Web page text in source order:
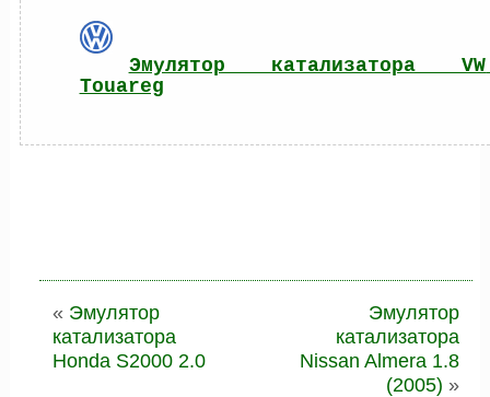
Эмулятор катализатора VW
Touareg
« Эмулятор
катализатора
Honda S2000 2.0
Эмулятор
катализатора
Nissan Almera 1.8
(2005) »